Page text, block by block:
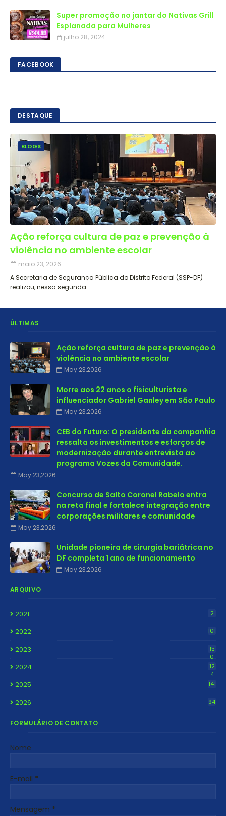
Super promoção no jantar do Nativas Grill
Esplanada para Mulheres
julho 28, 2024
FACEBOOK
DESTAQUE
BLOGS
Ação reforça cultura de paz e prevenção à
violência no ambiente escolar
maio 23, 2026
A Secretaria de Segurança Pública do Distrito Federal (SSP-DF)
realizou, nessa segunda…
ÚLTIMAS
Ação reforça cultura de paz e prevenção à
violência no ambiente escolar
May 23,2026
Morre aos 22 anos o fisiculturista e
influenciador Gabriel Ganley em São Paulo
May 23,2026
CEB do Futuro: O presidente da companhia
ressalta os investimentos e esforços de
modernização durante entrevista ao
programa Vozes da Comunidade.
May 23,2026
Concurso de Salto Coronel Rabelo entra
na reta final e fortalece integração entre
corporações militares e comunidade
May 23,2026
Unidade pioneira de cirurgia bariátrica no
DF completa 1 ano de funcionamento
May 23,2026
ARQUIVO
2021 2
2022 101
2023
15
0
2024
12
4
2025 141
2026 94
FORMULÁRIO DE CONTATO
Nome
E-mail *
Mensagem *